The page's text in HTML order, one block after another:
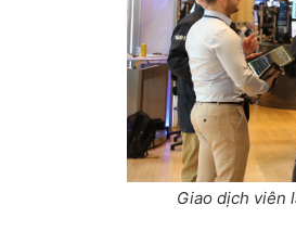
Giao dịch viên